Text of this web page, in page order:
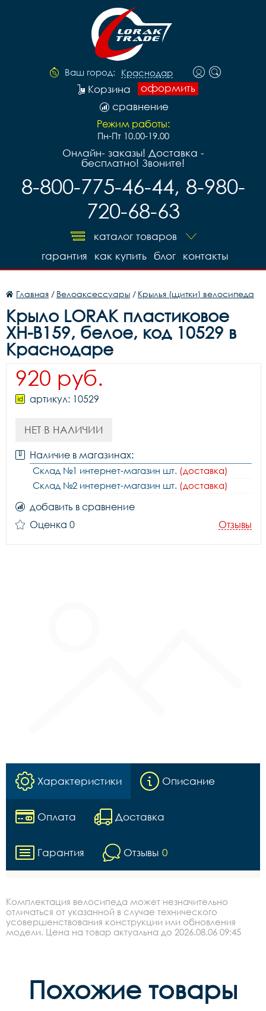
Ваш город: Краснодар
оформить
Корзина
сравнение
Режим работы:
Пн-Пт 10.00-19.00
Онлайн- заказы! Доставка -
бесплатно! Звоните!
8-800-775-46-44, 8-980-
720-68-63
каталог товаров
контакты
блог
как купить
гарантия
Главная / Велоаксессуары / Крылья (щитки) велосипеда
Крыло LORAK пластиковое
XH-B159, белое, код 10529 в
Краснодаре
920 руб.
артикул: 10529
НЕТ В НАЛИЧИИ
Наличие в магазинах:
Склад №1 интернет-магазин шт. (доставка)
Склад №2 интернет-магазин шт. (доставка)
добавить в сравнение
Оценка 0
Отзывы
Характеристики Описание
Оплата Доставка
Гарантия Отзывы 0
Комплектация велосипеда может незначительно
отличаться от указанной в случае технического
усовершенствования конструкции или обновления
модели. Цена на товар актуальна до 2026.08.06 09:45
Похожие товары